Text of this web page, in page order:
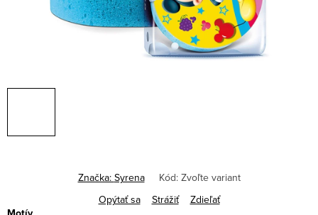
Značka: Syrena Kód: Zvoľte variant
Opýtať sa
Strážiť Zdieľať